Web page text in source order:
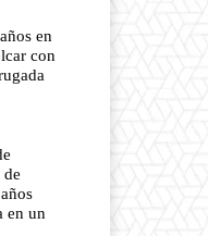
en
con
de
en un